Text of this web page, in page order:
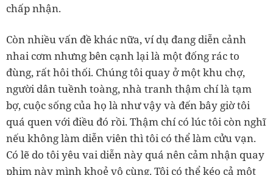
chấp nhận.
Còn nhiều vấn đề khác nữa, ví dụ đang diễn cảnh
nhai cơm nhưng bên cạnh lại là một đống rác to
đùng, rất hôi thối. Chúng tôi quay ở một khu chợ,
người dân tuềnh toàng, nhà tranh thậm chí là tạm
bợ, cuộc sống của họ là như vậy và đến bây giờ tôi
quá quen với điều đó rồi. Thậm chí có lúc tôi còn nghĩ
nếu không làm diễn viên thì tôi có thể làm cửu vạn.
Có lẽ do tôi yêu vai diễn này quá nên cảm nhận quay
phim này mình khoẻ vô cùng. Tôi có thể kéo cả một